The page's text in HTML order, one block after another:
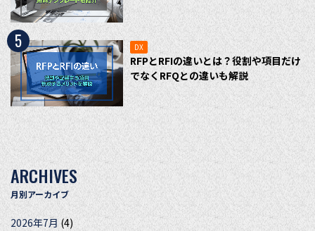
5 DX
RFPとRFIの違いとは？役割や項目だけ
でなくRFQとの違いも解説
ARCHIVES
月別アーカイブ
2026年7月(4)